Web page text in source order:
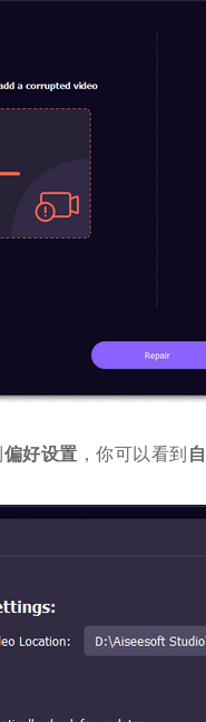
偏好设置 ，你可以看到